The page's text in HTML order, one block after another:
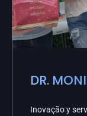
DR.
Inovação y